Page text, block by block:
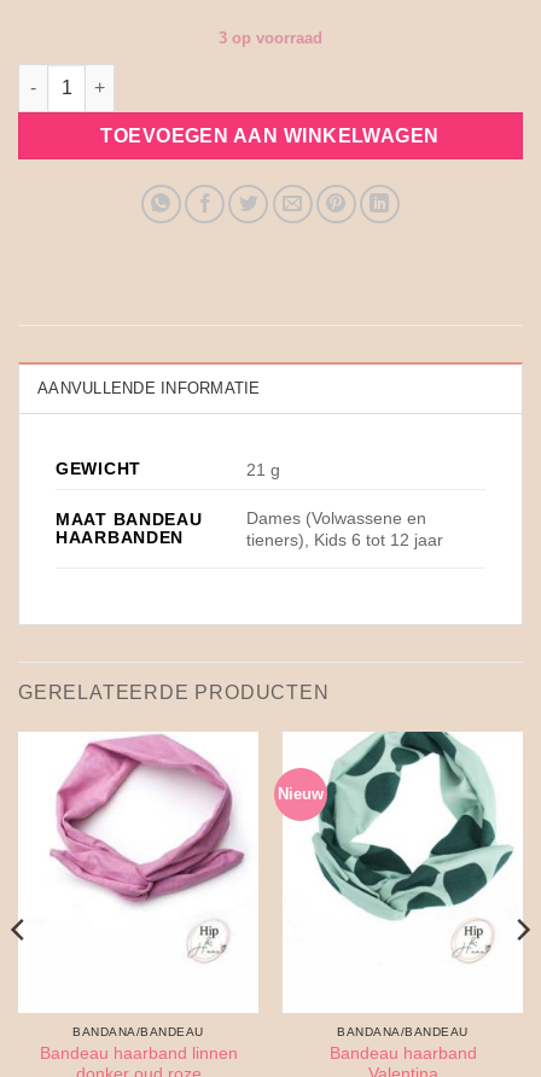
3 op voorraad
Bandeau haarband Nerdida Flower green aantal
TOEVOEGEN AAN WINKELWAGEN
AANVULLENDE INFORMATIE
GEWICHT 21 g
MAAT BANDEAU
HAARBANDEN
Dames (Volwassene en
tieners), Kids 6 tot 12 jaar
GERELATEERDE PRODUCTEN
BANDANA/BANDEAU
Bandeau haarband linnen
Nieuw
BANDANA/BANDEAU
Bandeau haarband